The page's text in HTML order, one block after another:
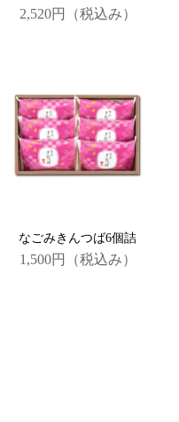
2,520円 （税込み）
なごみきんつば6個詰
1,500円 （税込み）